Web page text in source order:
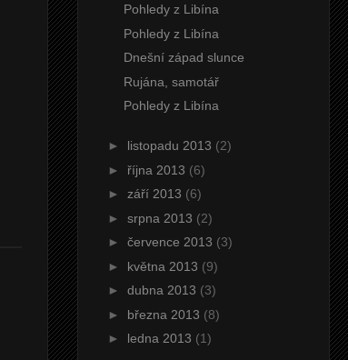
Pohledy z Libína
Pohledy z Libína
Dnešní západ slunce
Rujána, samotář
Pohledy z Libína
► listopadu 2013 (2)
► října 2013 (6)
► září 2013 (6)
► srpna 2013 (2)
► července 2013 (3)
► května 2013 (9)
► dubna 2013 (3)
► března 2013 (8)
► ledna 2013 (1)